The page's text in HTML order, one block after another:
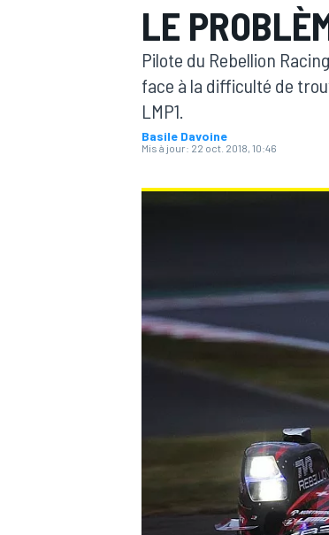
MOTOGP
LE
Pilote du Rebellion
face à la difficulté de
LMP1.
Basile Davoine
Mis à jour: 22 oct. 2018, 10:46